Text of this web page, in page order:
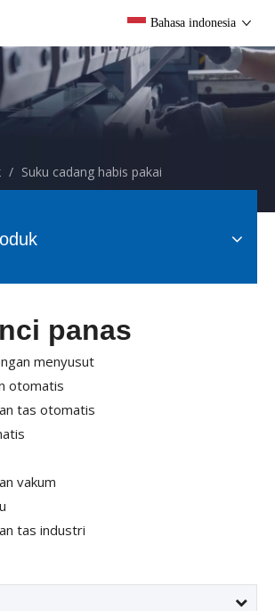
Bahasa indonesia
/ Suku cadang habis pakai
panas
menyusut
otomatis
tas otomatis
vakum
tas industri